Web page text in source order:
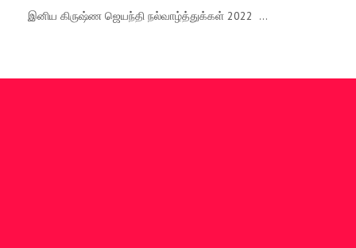
இனிய கிருஷ்ண ஜெயந்தி நல்வாழ்த்துக்கள் 2022 ...